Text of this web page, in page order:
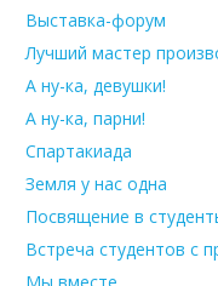
Выставка-форум
Лучший мастер
А ну-ка, девушки!
А ну-ка, парни!
Спартакиада
Земля у нас одна
Посвящение в
Встреча студентов с
Мы вместе